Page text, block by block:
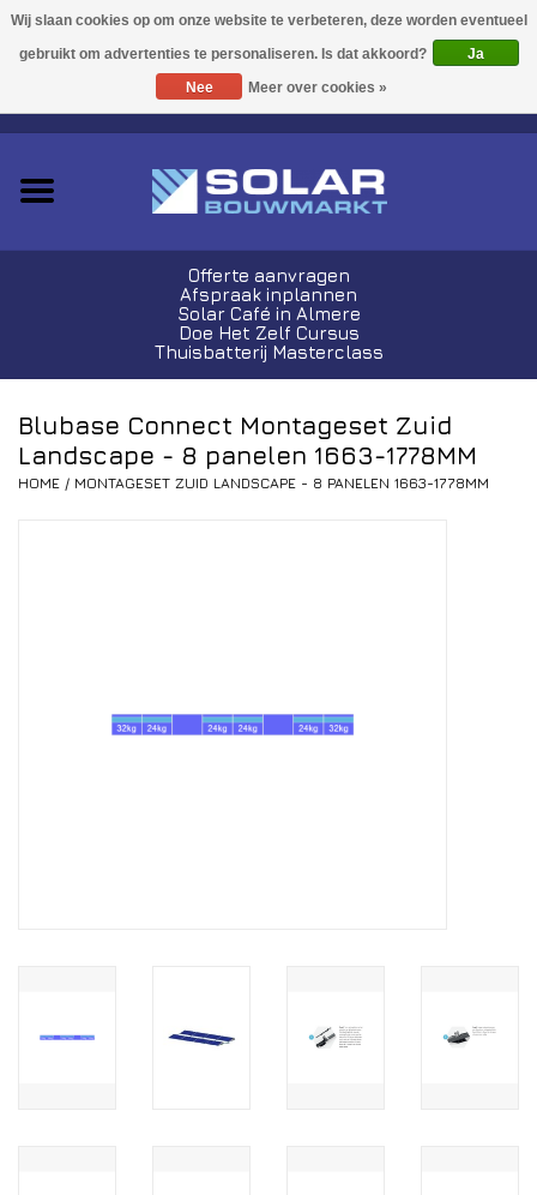
0 Artikelen - €0,00
Acties!
Kabels en Stekkers
Offerte aanvragen
Afspraak inplannen
Solar Café in Almere
Doe Het Zelf Cursus
Thuisbatterij Masterclass
Blubase Connect Montageset Zuid
Landscape - 8 panelen 1663-1778MM
HOME / MONTAGESET ZUID LANDSCAPE - 8 PANELEN 1663-1778MM
Ja
Nee
Meer over cookies »